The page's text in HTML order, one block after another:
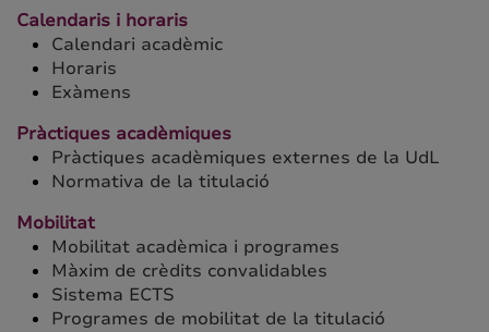
Calendaris i horaris
Calendari acadèmic
Horaris
Exàmens
Pràctiques acadèmiques
Pràctiques acadèmiques externes de la UdL
Normativa de la titulació
Mobilitat
Mobilitat acadèmica i programes
Màxim de crèdits convalidables
Sistema ECTS
Programes de mobilitat de la titulació